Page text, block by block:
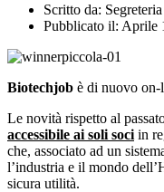
Scritto da: Segreteria
Pubblicato il: Aprile
Biotechjob è di nuovo on-
Le novità rispetto al
accessibile ai soli soci in
che, associato ad un
l’industria e il mondo
sicura utilità.